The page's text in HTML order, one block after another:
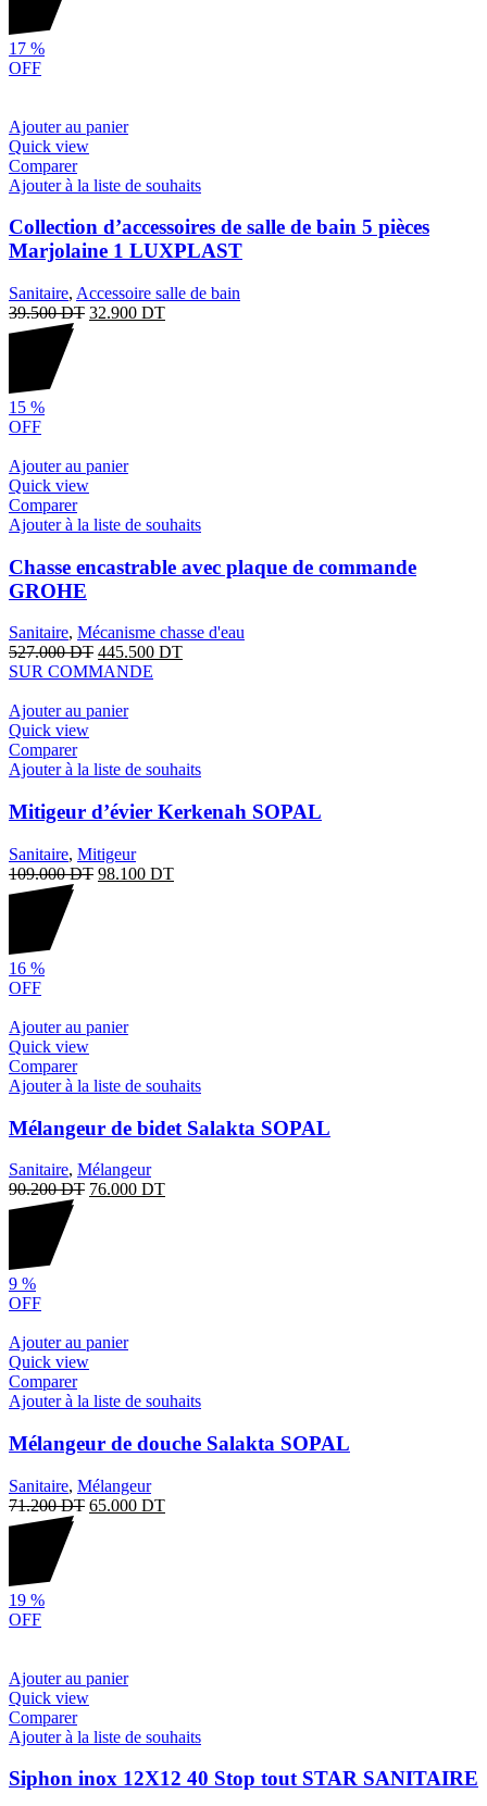
17 %
OFF
Ajouter au panier
Quick view
Comparer
Ajouter à la liste de souhaits
Collection d’accessoires de salle de bain 5 pièces
Marjolaine 1 LUXPLAST
Sanitaire, Accessoire salle de bain
39.500DT 32.900 DT
15 %
OFF
Ajouter au panier
Quick view
Comparer
Ajouter à la liste de souhaits
Chasse encastrable avec plaque de commande
GROHE
Sanitaire, Mécanisme chasse d'eau
527.000DT 445.500 DT
SUR COMMANDE
Ajouter au panier
Quick view
Comparer
Ajouter à la liste de souhaits
Mitigeur d’évier Kerkenah SOPAL
Sanitaire, Mitigeur
109.000DT 98.100 DT
16 %
OFF
Ajouter au panier
Quick view
Comparer
Ajouter à la liste de souhaits
Mélangeur de bidet Salakta SOPAL
Sanitaire, Mélangeur
90.200DT 76.000 DT
9 %
OFF
Ajouter au panier
Quick view
Comparer
Ajouter à la liste de souhaits
Mélangeur de douche Salakta SOPAL
Sanitaire, Mélangeur
71.200DT 65.000 DT
19 %
OFF
Ajouter au panier
Quick view
Comparer
Ajouter à la liste de souhaits
Siphon inox 12X12 40 Stop tout STAR SANITAIRE